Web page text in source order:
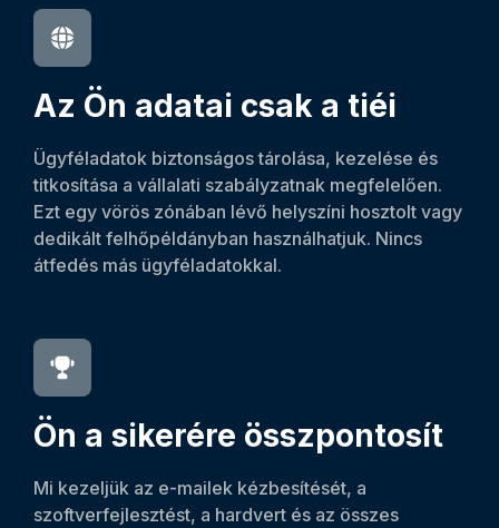
Az Ön adatai csak a tiéi
Ügyféladatok biztonságos tárolása, kezelése és
titkosítása a vállalati szabályzatnak megfelelően.
Ezt egy vörös zónában lévő helyszíni hosztolt vagy
dedikált felhőpéldányban használhatjuk. Nincs
átfedés más ügyféladatokkal.
Ön a sikerére összpontosít
Mi kezeljük az e-mailek kézbesítését, a
szoftverfejlesztést, a hardvert és az összes